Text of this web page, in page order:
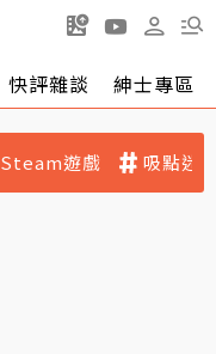
快評雜談 紳士專區
Steam遊戲 吸點迷